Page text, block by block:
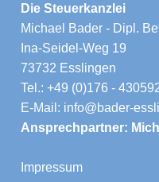
Die Steuerkanzlei
Michael Bader - Dipl.
Ina-Seidel-Weg 19
73732 Esslingen
Tel.: +49 (0)176 -
E-Mail: info@bader-
Ansprechpartner:
Impressum